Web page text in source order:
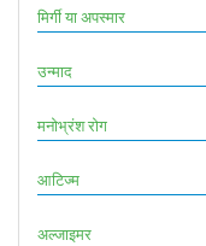
मिर्गी या अपस्मार
उन्माद
मनोभ्रंश रोग
आटिज्म
अल्जाइमर